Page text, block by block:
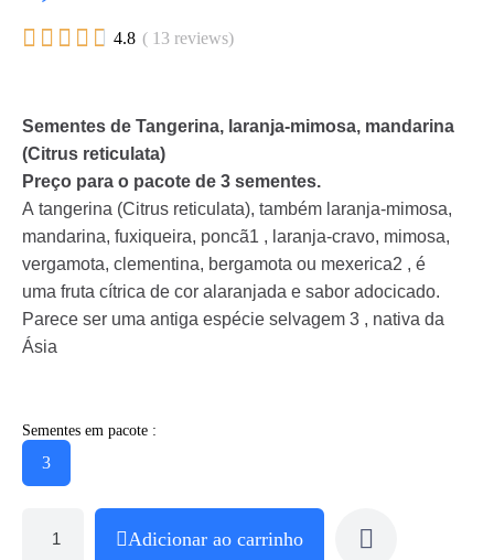
     4.8 ( 13 reviews)
Sementes de Tangerina, laranja-mimosa, mandarina
(Citrus reticulata)
Preço para o pacote de 3 sementes.
A tangerina (Citrus reticulata), também laranja-mimosa,
mandarina, fuxiqueira, poncã1 , laranja-cravo, mimosa,
vergamota, clementina, bergamota ou mexerica2 , é
uma fruta cítrica de cor alaranjada e sabor adocicado.
Parece ser uma antiga espécie selvagem 3 , nativa da
Ásia
Sementes em pacote :
3
Adicionar ao carrinho